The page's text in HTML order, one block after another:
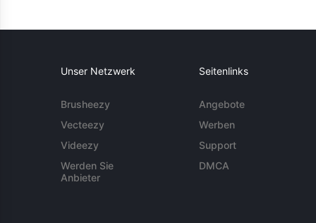
Unser Netzwerk
Brusheezy
Vecteezy
Videezy
Werden Sie
Anbieter
Seitenlinks
Angebote
Werben
Support
DMCA